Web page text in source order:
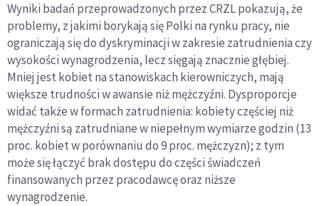
Wyniki badań przeprowadzonych przez CRZL pokazują, że
problemy, z jakimi borykają się Polki na rynku pracy, nie
ograniczają się do dyskryminacji w zakresie zatrudnienia czy
wysokości wynagrodzenia, lecz sięgają znacznie głębiej.
Mniej jest kobiet na stanowiskach kierowniczych, mają
większe trudności w awansie niż mężczyźni. Dysproporcje
widać także w formach zatrudnienia: kobiety częściej niż
mężczyźni są zatrudniane w niepełnym wymiarze godzin (13
proc. kobiet w porównaniu do 9 proc. mężczyzn); z tym
może się łączyć brak dostępu do części świadczeń
finansowanych przez pracodawcę oraz niższe
wynagrodzenie.